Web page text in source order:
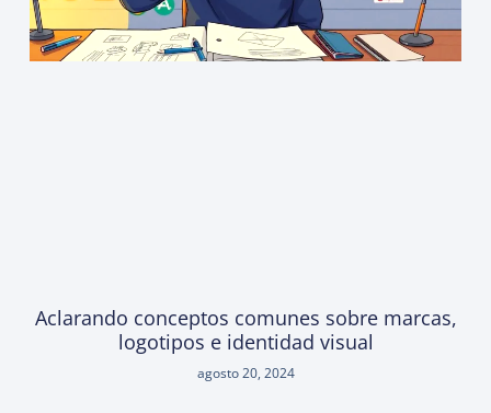
Aclarando conceptos comunes sobre marcas,
logotipos e identidad visual
agosto 20, 2024